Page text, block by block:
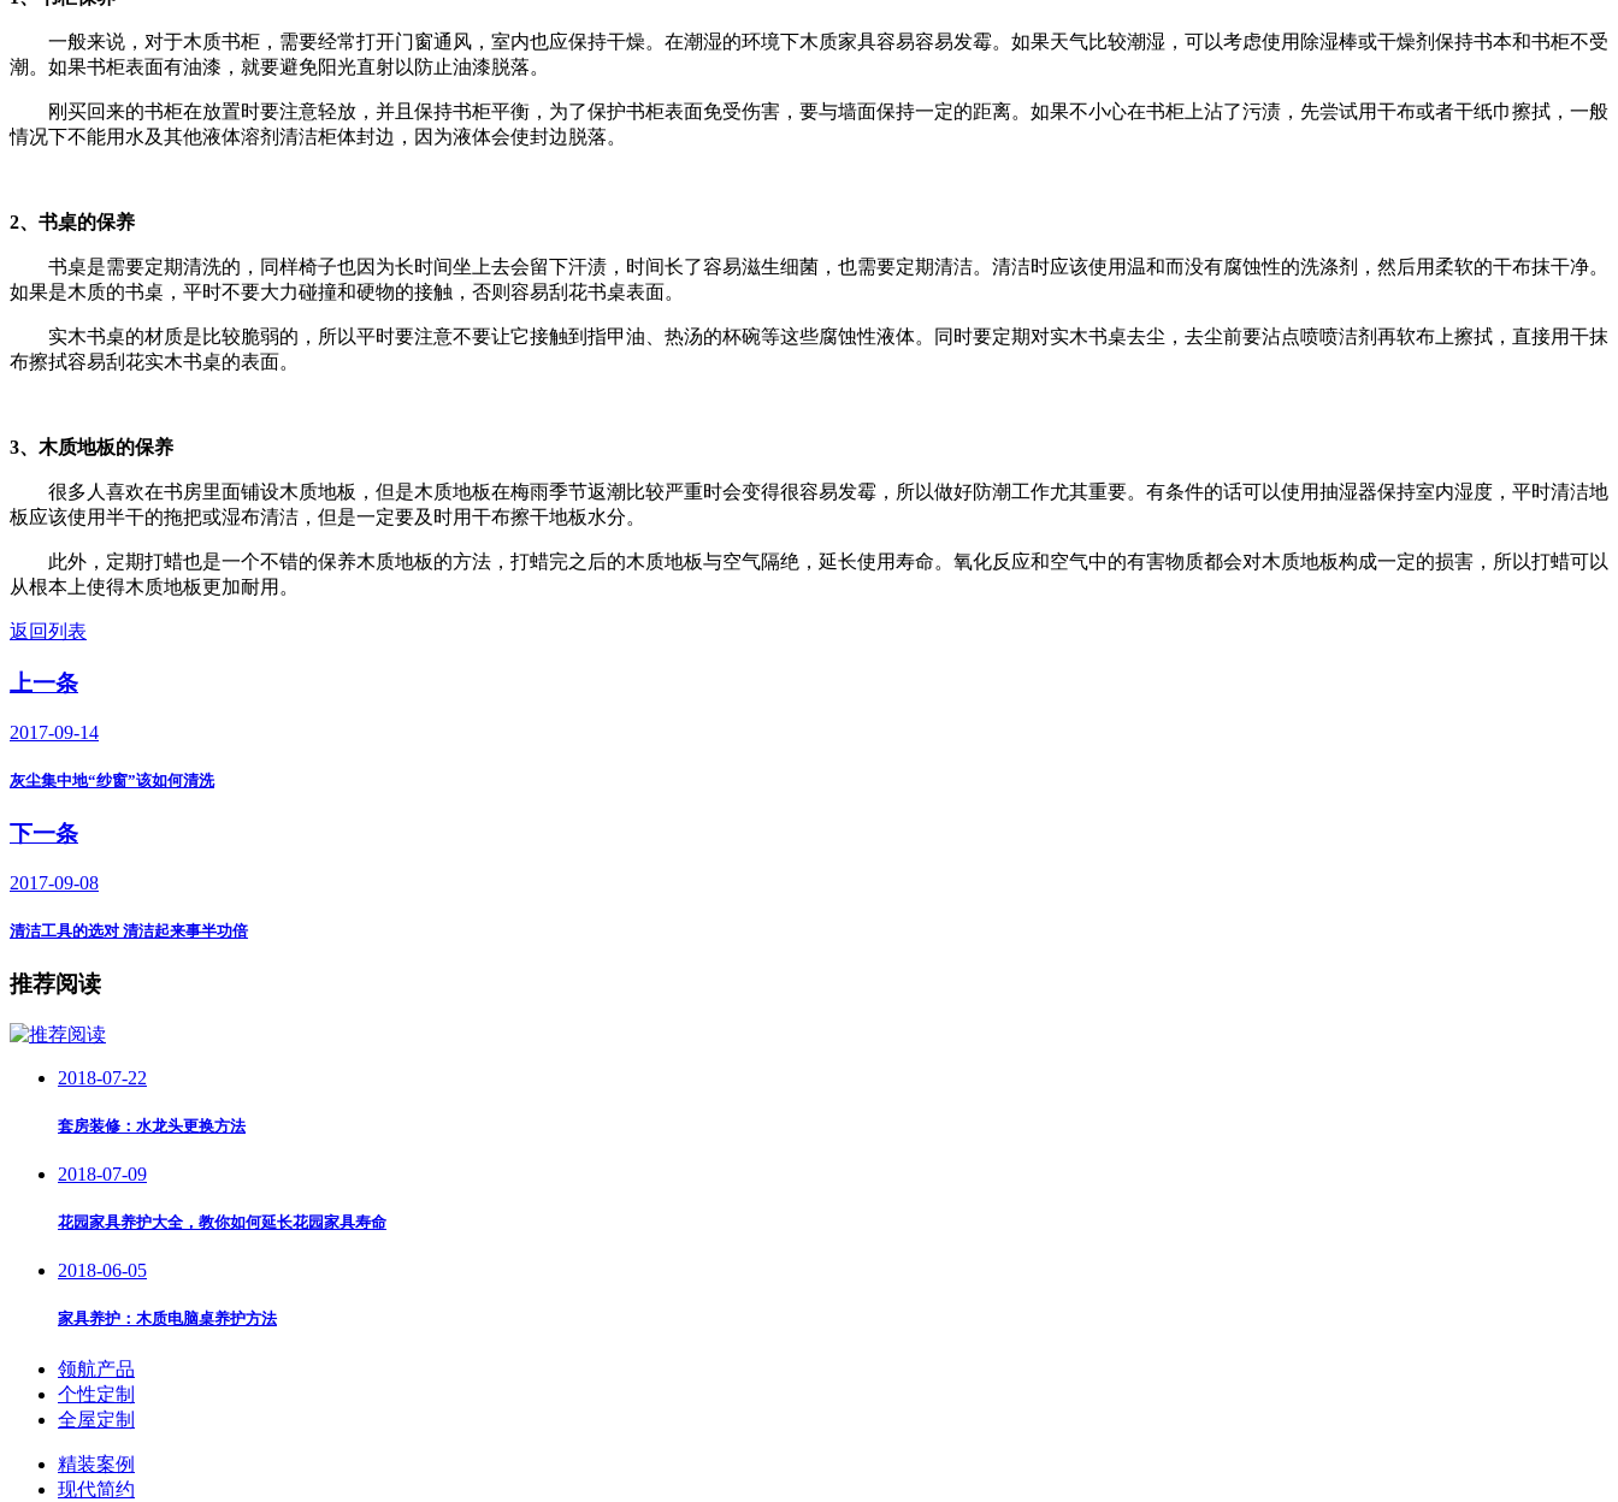
一般来说，对于木质书柜，需要经常打开门窗通风，室内也应保持干燥。在潮湿的环境下木质家具容易容易发霉。如果天气比较潮湿，可以考虑使用除湿棒或干燥剂保持书本和书柜不受
潮。如果书柜表面有油漆，就要避免阳光直射以防止油漆脱落。
刚买回来的书柜在放置时要注意轻放，并且保持书柜平衡，为了保护书柜表面免受伤害，要与墙面保持一定的距离。如果不小心在书柜上沾了污渍，先尝试用干布或者干纸巾擦拭，一般
情况下不能用水及其他液体溶剂清洁柜体封边，因为液体会使封边脱落。
2、书桌的保养
书桌是需要定期清洗的，同样椅子也因为长时间坐上去会留下汗渍，时间长了容易滋生细菌，也需要定期清洁。清洁时应该使用温和而没有腐蚀性的洗涤剂，然后用柔软的干布抹干净。
如果是木质的书桌，平时不要大力碰撞和硬物的接触，否则容易刮花书桌表面。
实木书桌的材质是比较脆弱的，所以平时要注意不要让它接触到指甲油、热汤的杯碗等这些腐蚀性液体。同时要定期对实木书桌去尘，去尘前要沾点喷喷洁剂再软布上擦拭，直接用干抹
布擦拭容易刮花实木书桌的表面。
3、木质地板的保养
很多人喜欢在书房里面铺设木质地板，但是木质地板在梅雨季节返潮比较严重时会变得很容易发霉，所以做好防潮工作尤其重要。有条件的话可以使用抽湿器保持室内湿度，平时清洁地
板应该使用半干的拖把或湿布清洁，但是一定要及时用干布擦干地板水分。
此外，定期打蜡也是一个不错的保养木质地板的方法，打蜡完之后的木质地板与空气隔绝，延长使用寿命。氧化反应和空气中的有害物质都会对木质地板构成一定的损害，所以打蜡可以
从根本上使得木质地板更加耐用。
返回列表
上一条
2017-09-14
灰尘集中地“纱窗”该如何清洗
下一条
2017-09-08
清洁工具的选对 清洁起来事半功倍
推荐阅读
2018-07-22
套房装修：水龙头更换方法
2018-07-09
花园家具养护大全，教你如何延长花园家具寿命
2018-06-05
家具养护：木质电脑桌养护方法
领航产品
个性定制
全屋定制
精装案例
现代简约